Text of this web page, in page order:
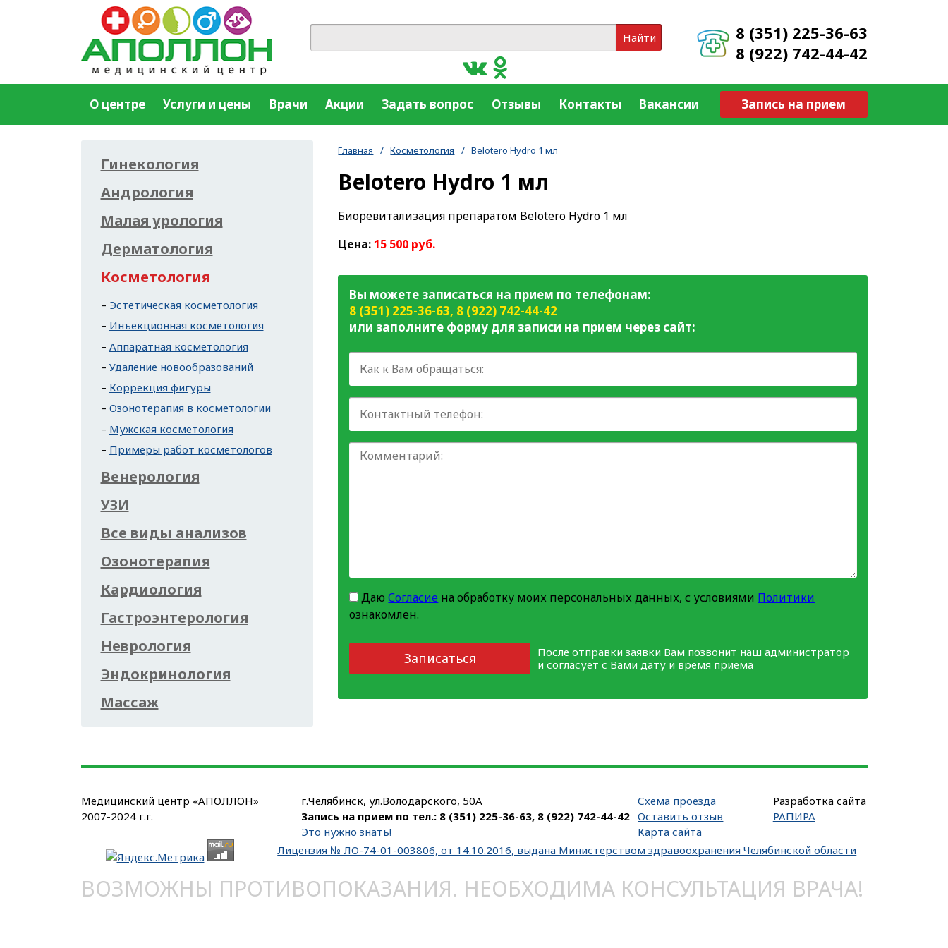
8 (351) 225-36-63
8 (922) 742-44-42
Найти
Запись на прием
О центре Услуги и цены Врачи Акции Задать вопрос Отзывы Контакты Вакансии
Главная / Косметология / Belotero Hydro 1 мл
Belotero Hydro 1 мл
Биоревитализация препаратом Belotero Hydro 1 мл
Цена: 15 500 руб.
Вы можете записаться на прием по телефонам:
8 (351) 225-36-63, 8 (922) 742-44-42
или заполните форму для записи на прием через сайт:
ДаюСогласие на обработку моих персональных данных, с условиями Политики
ознакомлен.
Записаться
После отправки заявки Вам позвонит наш администратор
и согласует с Вами дату и время приема
Гинекология
Андрология
Малая урология
Дерматология
Косметология
Эстетическая косметология
Инъекционная косметология
Аппаратная косметология
Удаление новообразований
Коррекция фигуры
Озонотерапия в косметологии
Мужская косметология
Примеры работ косметологов
Венерология
УЗИ
Все виды анализов
Озонотерапия
Кардиология
Гастроэнтерология
Неврология
Эндокринология
Массаж
Медицинский центр «АПОЛЛОН»
2007-2024 г.г.
г.Челябинск, ул.Володарского, 50А
Запись на прием по тел.: 8 (351) 225-36-63, 8 (922) 742-44-42
Это нужно знать!
Схема проезда
Оставить отзыв
Карта сайта
Лицензия № ЛО-74-01-003806, от 14.10.2016, выдана Министерством здравоохранения Челябинской области
ВОЗМОЖНЫ ПРОТИВОПОКАЗАНИЯ. НЕОБХОДИМА КОНСУЛЬТАЦИЯ ВРАЧА!
Разработка сайта
РАПИРА